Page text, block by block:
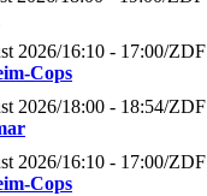
2026/16:10 - 17:00/ZDF
Cops
2026/18:00 - 18:54/ZDF
2026/16:10 - 17:00/ZDF
Cops